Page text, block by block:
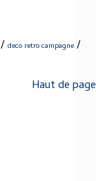
/ deco retro campagne /
Haut de page